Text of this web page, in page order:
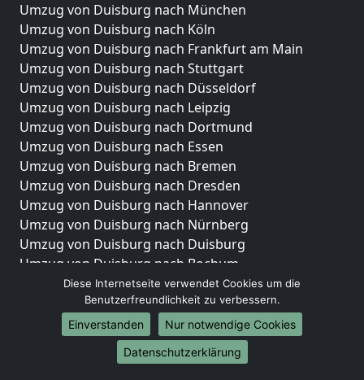
Umzug von Duisburg nach München
Umzug von Duisburg nach Köln
Umzug von Duisburg nach Frankfurt am Main
Umzug von Duisburg nach Stuttgart
Umzug von Duisburg nach Düsseldorf
Umzug von Duisburg nach Leipzig
Umzug von Duisburg nach Dortmund
Umzug von Duisburg nach Essen
Umzug von Duisburg nach Bremen
Umzug von Duisburg nach Dresden
Umzug von Duisburg nach Hannover
Umzug von Duisburg nach Nürnberg
Umzug von Duisburg nach Duisburg
Umzug von Duisburg nach Bochum
Umzug von Duisburg nach Wuppertal
Umzug von Duisburg nach Bielefeld
Umzug von Duisburg nach Bonn
Umzug von Duisburg nach Münster
Diese Internetseite verwendet Cookies um die
Benutzerfreundlichkeit zu verbessern.
Einverstanden
Nur notwendige Cookies
Datenschutzerklärung